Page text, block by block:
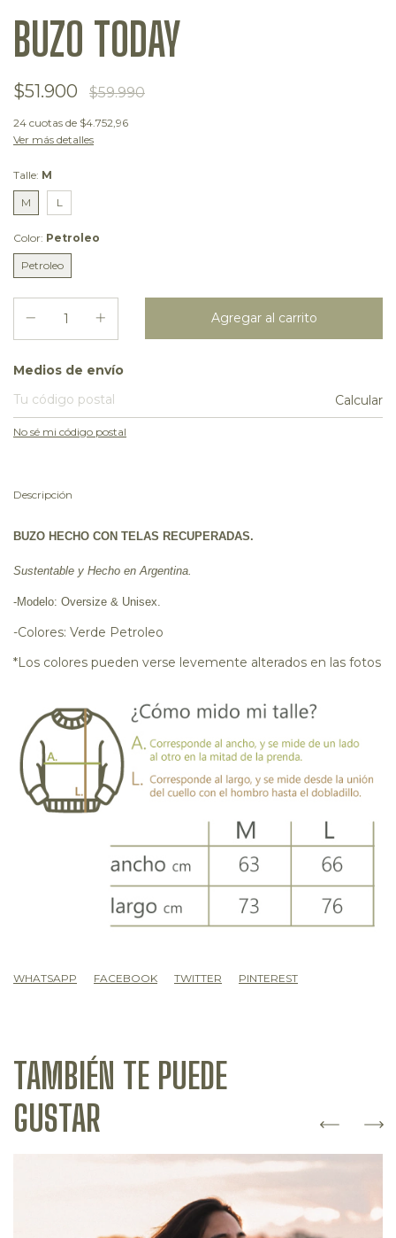
BUZO TODAY
$51.900 $59.990
24 cuotas de $4.752,96
Ver más detalles
Talle: M
M L
Color: Petroleo
Petroleo
Entregas para el CP:
Medios de envío
Calcular
No sé mi código postal
Descripción
BUZO HECHO CON TELAS RECUPERADAS.
Sustentable y Hecho en Argentina.
-Modelo: Oversize & Unisex.
-Colores: Verde Petroleo
*Los colores pueden verse levemente alterados en las fotos
WHATSAPP FACEBOOK TWITTER PINTEREST
TAMBIÉN TE PUEDE
GUSTAR